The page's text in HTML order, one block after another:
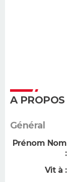
A PROPOS
Général
Prénom Nom
:
Vit à :